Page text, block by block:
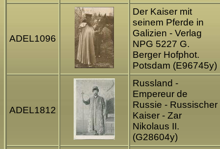
ADEL1096
Der Kaiser mit
seinem Pferde in
Galizien - Verlag
NPG 5227 G.
Berger Hofphot.
Potsdam (E96745y)
ADEL1812
Russland -
Empereur de
Russie - Russischer
Kaiser - Zar
Nikolaus II.
(G28604y)